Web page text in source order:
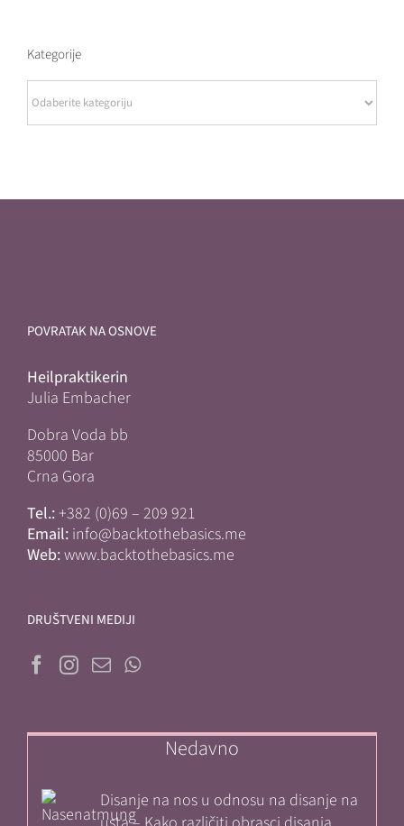
Kategorije
POVRATAK NA OSNOVE
Heilpraktikerin
Julia Embacher
Dobra Voda bb
85000 Bar
Crna Gora
Tel.:+382 (0)69 – 209 921
Email: info@backtothebasics.me
Web:www.backtothebasics.me
DRUŠTVENI MEDIJI
Nedavno
Disanje na nos u odnosu na disanje na